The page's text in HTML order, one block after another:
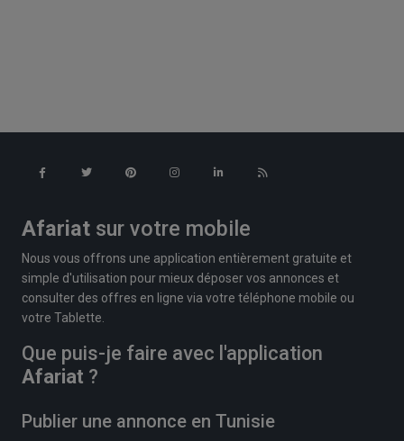
Afariat sur votre mobile
Nous vous offrons une application entièrement gratuite et
simple d'utilisation pour mieux déposer vos annonces et
consulter des offres en ligne via votre téléphone mobile ou
votre Tablette.
Que puis-je faire avec l'application
Afariat ?
Publier une annonce en Tunisie